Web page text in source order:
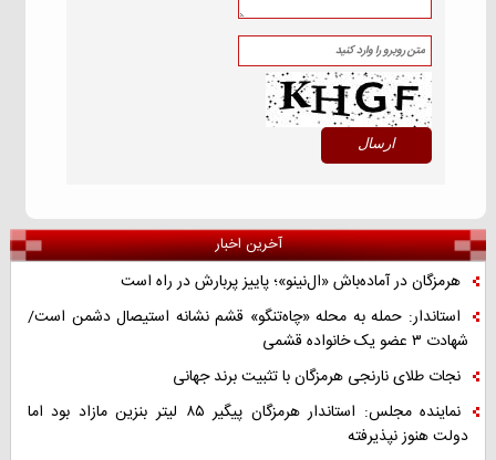
آخرین اخبار
هرمزگان در آماده‌باش «ال‌نینو»؛ پاییز پربارش در راه است
استاندار: حمله به محله «چاه‌تنگو» قشم نشانه استیصال دشمن است/
شهادت ۳ عضو یک خانواده قشمی
نجات طلای نارنجی هرمزگان با تثبیت برند جهانی
نماینده مجلس: استاندار هرمزگان پیگیر ۸۵ لیتر بنزین مازاد بود اما
دولت هنوز نپذیرفته